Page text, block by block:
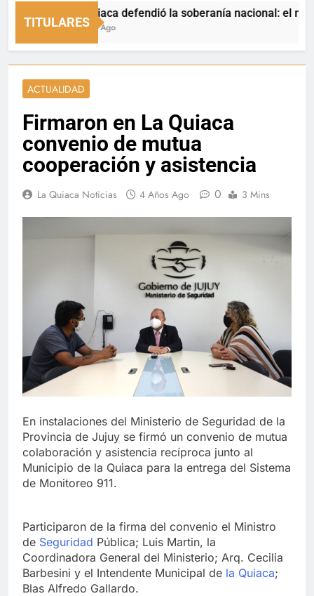
TITULARES
La Quiaca defendió la soberanía nacional: el
8 Horas Ago
ACTUALIDAD
Firmaron en La Quiaca
convenio de mutua
cooperación y asistencia
La Quiaca Noticias 4 Años Ago 0 3 Mins
En instalaciones del Ministerio de Seguridad de la
Provincia de Jujuy se firmó un convenio de mutua
colaboración y asistencia recíproca junto al
Municipio de la Quiaca para la entrega del Sistema
de Monitoreo 911.
Participaron de la firma del convenio el Ministro
de Seguridad Pública; Luis Martin, la
Coordinadora General del Ministerio; Arq. Cecilia
Barbesini y el Intendente Municipal de la Quiaca;
Blas Alfredo Gallardo.